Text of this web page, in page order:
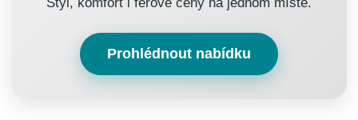
Prohlédnout nabídku